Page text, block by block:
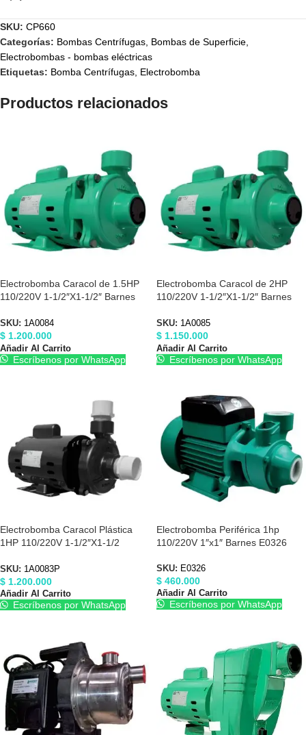
SKU: CP660
Categorías: Bombas Centrífugas Bombas de Superficie
Electrobombas - bombas eléctricas
Etiquetas: Bomba Centrífugas Electrobomba
Productos relacionados
Electrobomba Caracol de 1.5HP
110/220V 1-1/2″X1-1/2″ Barnes
SKU: 1A0084
$ 1.200.000
Añadir Al Carrito
Escríbenos por WhatsApp
Electrobomba Caracol de 2HP
110/220V 1-1/2″X1-1/2″ Barnes
SKU: 1A0085
$ 1.150.000
Añadir Al Carrito
Escríbenos por WhatsApp
Electrobomba Caracol Plástica
1HP 110/220V 1-1/2″X1-1/2
SKU: 1A0083P
$ 1.200.000
Añadir Al Carrito
Escríbenos por WhatsApp
Electrobomba Periférica 1hp
110/220V 1″x1″ Barnes E0326
SKU: E0326
$ 460.000
Añadir Al Carrito
Escríbenos por WhatsApp